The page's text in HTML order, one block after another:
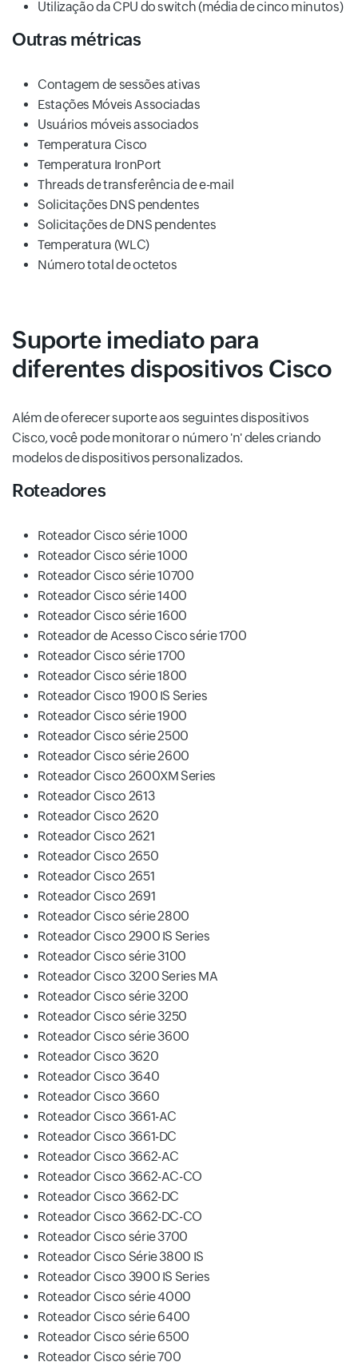
Utilização da CPU do switch (média de cinco minutos)
Outras métricas
Contagem de sessões ativas
Estações Móveis Associadas
Usuários móveis associados
Temperatura Cisco
Temperatura IronPort
Threads de transferência de e-mail
Solicitações DNS pendentes
Solicitações de DNS pendentes
Temperatura (WLC)
Número total de octetos
Suporte imediato para
diferentes dispositivos Cisco
Além de oferecer suporte aos seguintes dispositivos
Cisco, você pode monitorar o número 'n' deles criando
modelos de dispositivos personalizados.
Roteadores
Roteador Cisco série 1000
Roteador Cisco série 1000
Roteador Cisco série 10700
Roteador Cisco série 1400
Roteador Cisco série 1600
Roteador de Acesso Cisco série 1700
Roteador Cisco série 1700
Roteador Cisco série 1800
Roteador Cisco 1900 IS Series
Roteador Cisco série 1900
Roteador Cisco série 2500
Roteador Cisco série 2600
Roteador Cisco 2600XM Series
Roteador Cisco 2613
Roteador Cisco 2620
Roteador Cisco 2621
Roteador Cisco 2650
Roteador Cisco 2651
Roteador Cisco 2691
Roteador Cisco série 2800
Roteador Cisco 2900 IS Series
Roteador Cisco série 3100
Roteador Cisco 3200 Series MA
Roteador Cisco série 3200
Roteador Cisco série 3250
Roteador Cisco série 3600
Roteador Cisco 3620
Roteador Cisco 3640
Roteador Cisco 3660
Roteador Cisco 3661-AC
Roteador Cisco 3661-DC
Roteador Cisco 3662-AC
Roteador Cisco 3662-AC-CO
Roteador Cisco 3662-DC
Roteador Cisco 3662-DC-CO
Roteador Cisco série 3700
Roteador Cisco Série 3800 IS
Roteador Cisco 3900 IS Series
Roteador Cisco série 4000
Roteador Cisco série 6400
Roteador Cisco série 6500
Roteador Cisco série 700